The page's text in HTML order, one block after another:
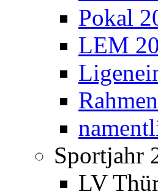
Pokal
LEM
Sportjahr
LV